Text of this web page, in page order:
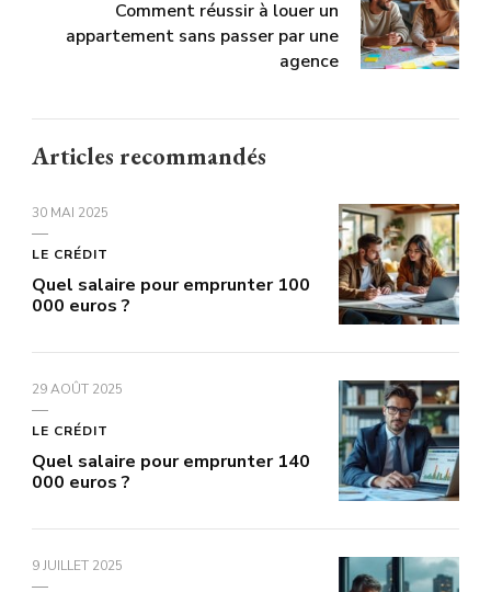
Comment réussir à louer un
appartement sans passer par une
agence
Articles recommandés
30 MAI 2025
LE CRÉDIT
Quel salaire pour emprunter 100
000 euros ?
29 AOÛT 2025
LE CRÉDIT
Quel salaire pour emprunter 140
000 euros ?
9 JUILLET 2025